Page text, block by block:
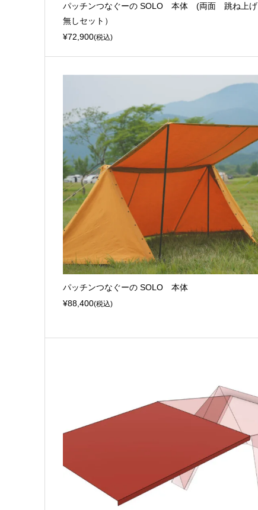
パッチンつなぐーの SOLO 本体 (両面 跳ね上げ
無しセット）
¥72,900(税込)
パッチンつなぐーの SOLO 本体
¥88,400(税込)